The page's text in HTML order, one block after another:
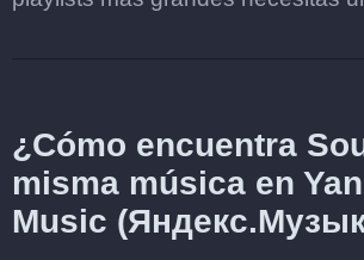
¿Cómo encuentra
misma música en
Music